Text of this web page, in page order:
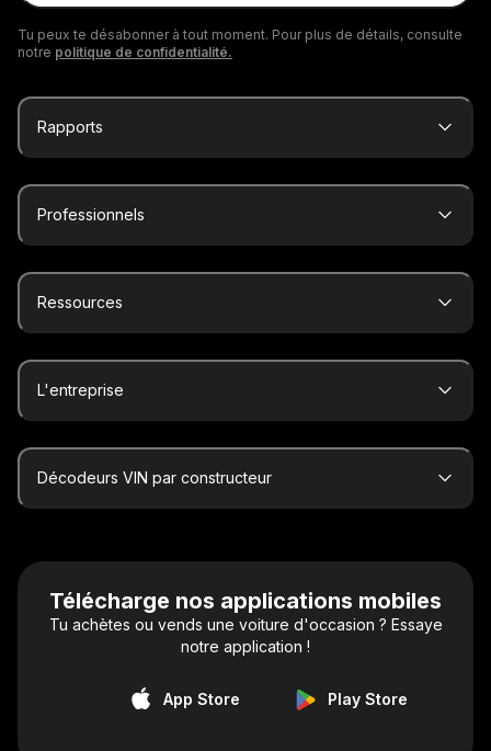
Tu peux te désabonner à tout moment. Pour plus de détails, consulte
notre politique de confidentialité.
Rapports
Professionnels
Ressources
L'entreprise
Décodeurs VIN par constructeur
Télécharge nos applications mobiles
Tu achètes ou vends une voiture d'occasion ? Essaye
notre application !
App Store Play Store